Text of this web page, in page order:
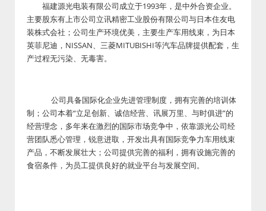
福建源光电装有限公司成立于1993年，是中外合资企业。
主要股东有上市公司立讯精密工业股份有限公司与日本住友电
装株式会社；公司生产环境优美，主要生产车用线束，为日本
英菲尼迪，NISSAN、三菱MITUBISHI等汽车品牌提供配套，生
产过程无污染、无毒害。
公司具备国际化企业先进管理制度，拥有完善的培训体
制；公司本着“立足创新、诚信经营、讯展万里、与时俱进”的
经营理念，多年来在激烈的国际市场竞争中，依靠源光公司经
营团队悉心管理，锐意进取，开发出具有国际竞争力车用线束
产品，不断发展壮大；公司提供完善的福利，拥有设施完善的
食宿条件，为员工提供良好的就业平台与发展空间。